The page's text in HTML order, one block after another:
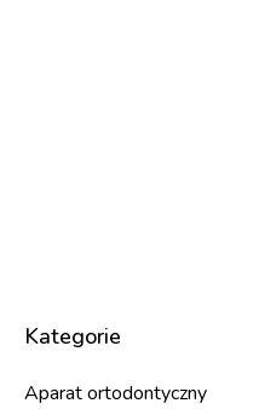
Kategorie
Aparat ortodontyczny